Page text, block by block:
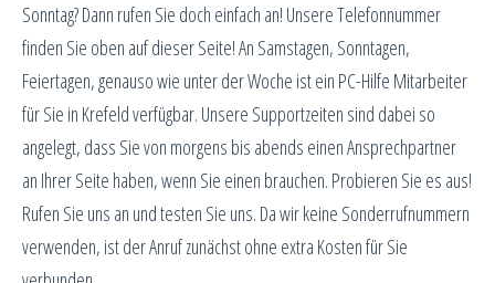
Sonntag? Dann rufen Sie doch einfach an! Unsere Telefonnummer
finden Sie oben auf dieser Seite! An Samstagen, Sonntagen,
Feiertagen, genauso wie unter der Woche ist ein PC-Hilfe Mitarbeiter
für Sie in Krefeld verfügbar. Unsere Supportzeiten sind dabei so
angelegt, dass Sie von morgens bis abends einen Ansprechpartner
an Ihrer Seite haben, wenn Sie einen brauchen. Probieren Sie es aus!
Rufen Sie uns an und testen Sie uns. Da wir keine Sonderrufnummern
verwenden, ist der Anruf zunächst ohne extra Kosten für Sie